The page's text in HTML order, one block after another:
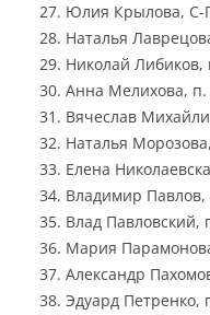
Юлия Крылова, С-
Наталья
Николай Либиков,
Анна Мелихова, п.
Вячеслав
Наталья
Елена
Владимир Павлов,
Влад Павловский,
Мария
Александр
Эдуард Петренко,